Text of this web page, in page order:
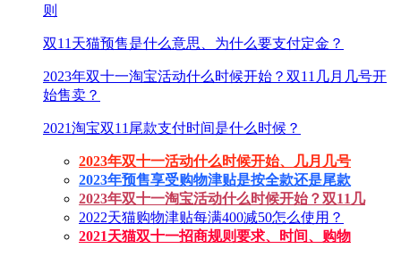
则
双11天猫预售是什么意思、为什么要支付定金？
2023年双十一淘宝活动什么时候开始？双11几月几号开
始售卖？
2021淘宝双11尾款支付时间是什么时候？
2023年双十一活动什么时候开始、几月几号
2023年预售享受购物津贴是按全款还是尾款
2023年双十一淘宝活动什么时候开始？双11几
2022天猫购物津贴每满400减50怎么使用？
2021天猫双十一招商规则要求、时间、购物